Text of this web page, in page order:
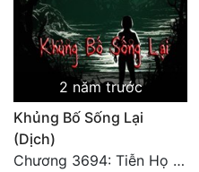
2 năm trước
Khủng Bố Sống Lại
(Dịch)
Chương 3694: Tiễn Họ Đoạn Đường Cuối - Hoàn